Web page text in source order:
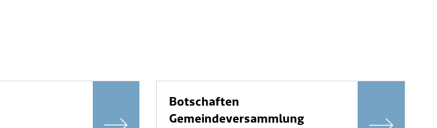
Botschaften
Gemeindeversammlung